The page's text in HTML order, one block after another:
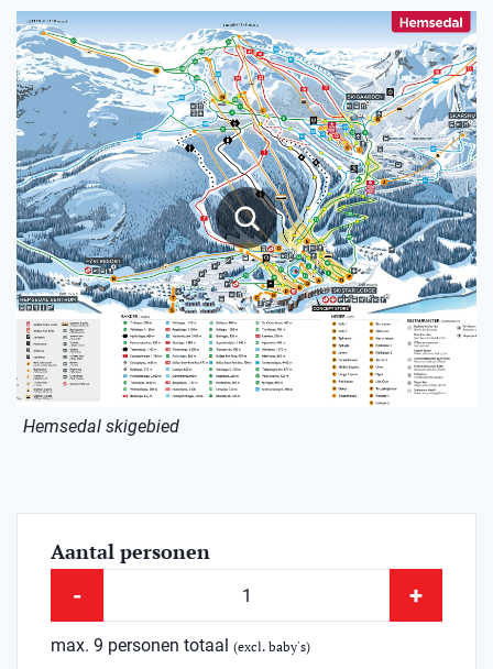
Hemsedal skigebied
Aantal personen
- +
max. 9 personen totaal (excl. baby's)